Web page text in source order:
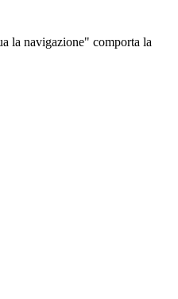
la navigazione" comporta la